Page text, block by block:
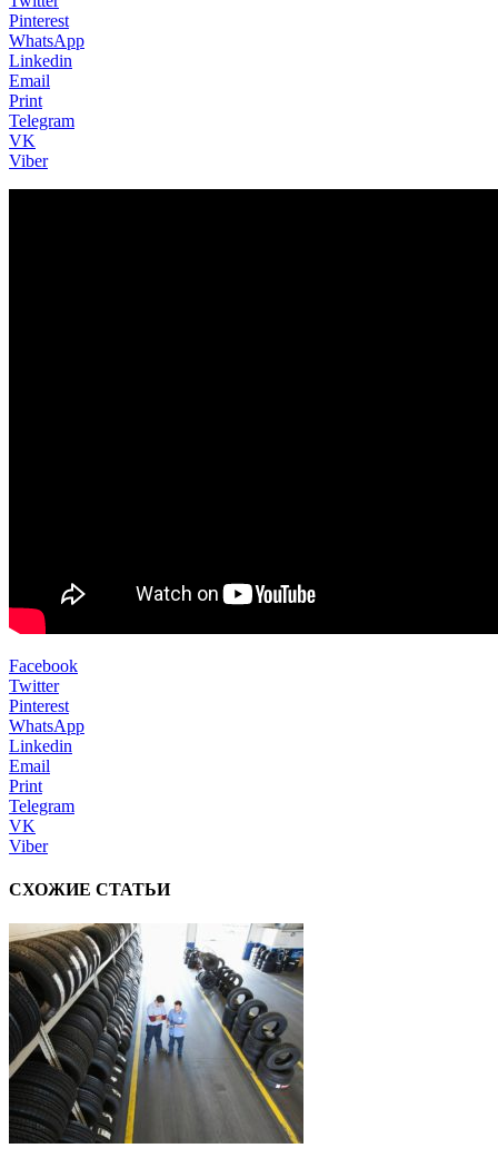
Pinterest
WhatsApp
Linkedin
Email
Print
Telegram
VK
Viber
Facebook
Twitter
Pinterest
WhatsApp
Linkedin
Email
Print
Telegram
VK
Viber
СХОЖИЕ СТАТЬИ